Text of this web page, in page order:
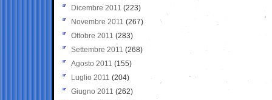
Dicembre 2011 (223)
Novembre 2011 (267)
Ottobre 2011 (283)
Settembre 2011 (268)
Agosto 2011 (155)
Luglio 2011 (204)
Giugno 2011 (262)